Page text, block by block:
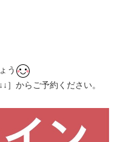
う
からご予約ください。